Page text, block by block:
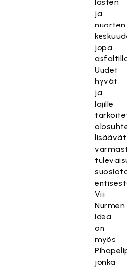
lasten
ja
nuorten
jopa
Uudet
hyvät
ja
lajille
lisäävät
Vili
Nurmen
idea
on
myös
jonka